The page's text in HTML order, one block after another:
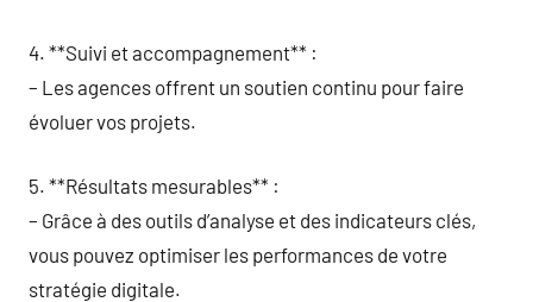
4. **Suivi et accompagnement** :
– Les agences offrent un soutien continu pour faire
évoluer vos projets.
5. **Résultats mesurables** :
– Grâce à des outils d’analyse et des indicateurs clés,
vous pouvez optimiser les performances de votre
stratégie digitale.